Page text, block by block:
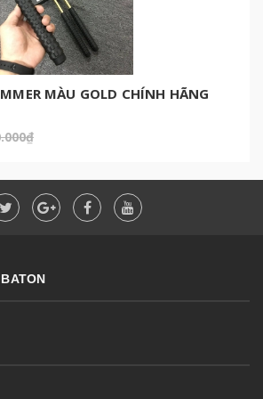
MÀU GOLD CHÍNH HÃNG